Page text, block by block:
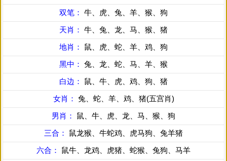
双笔： 牛、虎、兔、羊、猴、狗
天肖： 牛、兔、龙、马、猴、猪
地肖： 鼠、虎、蛇、羊、鸡、狗
黑中： 兔、龙、蛇、马、羊、猴
白边： 鼠、牛、虎、鸡、狗、猪
女肖： 兔、蛇、羊、鸡、猪(五宫肖)
男肖： 鼠、牛、虎、龙、马、猴、狗
三合： 鼠龙猴、牛蛇鸡、虎马狗、兔羊猪
六合： 鼠牛、龙鸡、虎猪、蛇猴、兔狗、马羊